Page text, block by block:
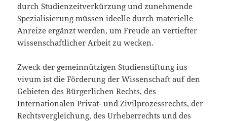
durch Studienzeitverkürzung und zunehmende
Spezialisierung müssen ideelle durch materielle
Anreize ergänzt werden, um Freude an vertiefter
wissenschaftlicher Arbeit zu wecken.
Zweck der gemeinnützigen Studienstiftung ius
vivum ist die Förderung der Wissenschaft auf den
Gebieten des Bürgerlichen Rechts, des
Internationalen Privat- und Zivilprozessrechts, der
Rechtsvergleichung, des Urheberrechts und des